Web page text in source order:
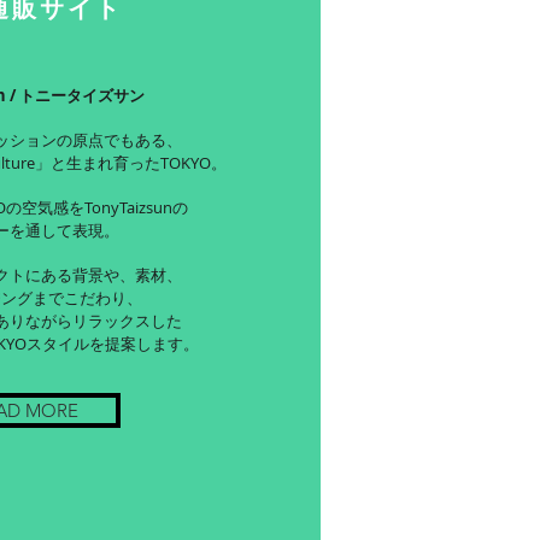
販サイト
/ トニータイズサン
ョンの原点でもある、
」と生まれ育ったTOKYO。
の空気感をTonyTaizsunの
を通して表現。
にある背景や、素材、
グまでこだわり、
りながらリラックスした
スタイルを提案します。
MORE